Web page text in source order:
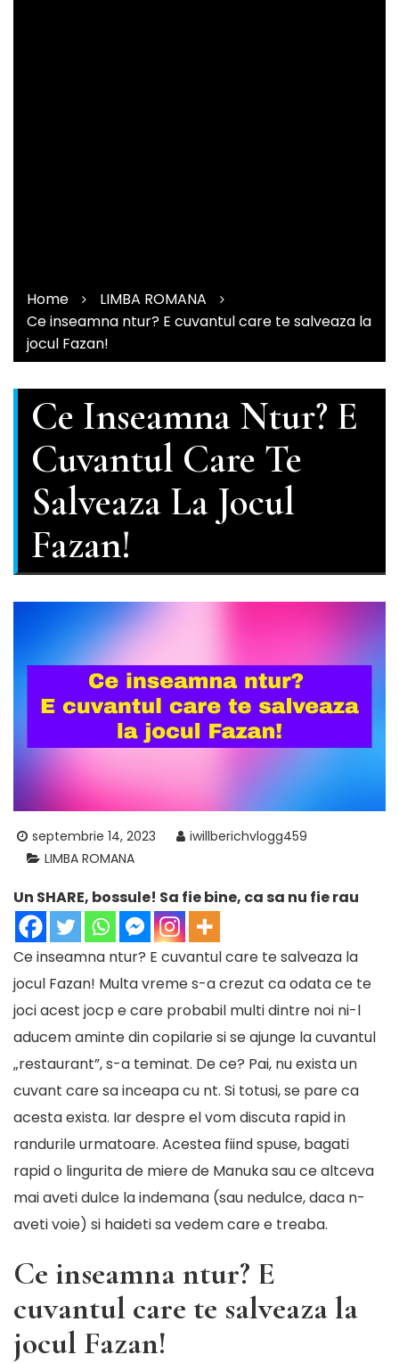
Home
LIMBA ROMANA
Ce inseamna ntur? E cuvantul care te salveaza la
jocul Fazan!
Ce Inseamna Ntur? E
Cuvantul Care Te
Salveaza La Jocul
Fazan!
septembrie 14, 2023
iwillberichvlogg459
LIMBA ROMANA
Un SHARE, bossule! Sa fie bine, ca sa nu fie rau
Ce inseamna ntur? E cuvantul care te salveaza la
jocul Fazan! Multa vreme s-a crezut ca odata ce te
joci acest jocp e care probabil multi dintre noi ni-l
aducem aminte din copilarie si se ajunge la cuvantul
„restaurant”, s-a teminat. De ce? Pai, nu exista un
cuvant care sa inceapa cu nt. Si totusi, se pare ca
acesta exista. Iar despre el vom discuta rapid in
randurile urmatoare. Acestea fiind spuse, bagati
rapid o lingurita de miere de Manukasau ce altceva
mai aveti dulce la indemana (sau nedulce, daca n-
aveti voie) si haideti sa vedem care e treaba.
Ce inseamna ntur? E
cuvantul care te salveaza la
jocul Fazan!